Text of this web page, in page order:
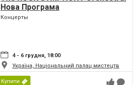
Нова Програма
Концерты
4 - 6 грудня, 18:00
Україна, Національний палац мистецтв
Купити